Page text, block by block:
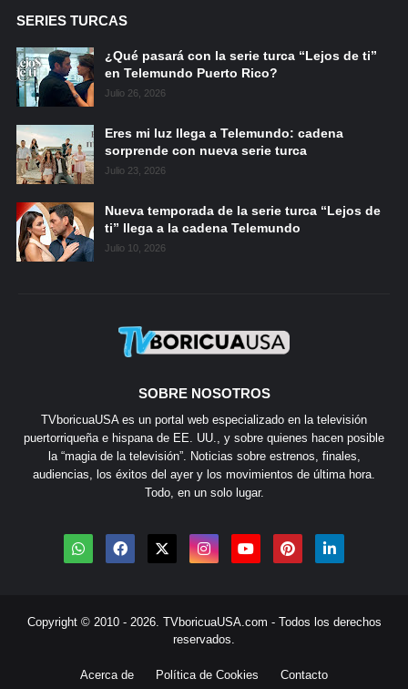
SERIES TURCAS
¿Qué pasará con la serie turca “Lejos de ti”
en Telemundo Puerto Rico?
Julio 26, 2026
Eres mi luz llega a Telemundo: cadena
sorprende con nueva serie turca
Julio 23, 2026
Nueva temporada de la serie turca “Lejos de
ti” llega a la cadena Telemundo
Julio 10, 2026
SOBRE NOSOTROS
TVboricuaUSA es un portal web especializado en la televisión
puertorriqueña e hispana de EE. UU., y sobre quienes hacen posible
la “magia de la televisión”. Noticias sobre estrenos, finales,
audiencias, los éxitos del ayer y los movimientos de última hora.
Todo, en un solo lugar.
Copyright © 2010 - 2026. TVboricuaUSA.com - Todos los derechos
reservados.
Acerca de Política de Cookies Contacto